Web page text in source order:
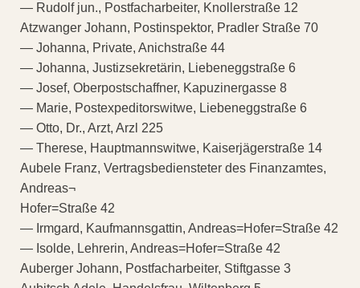
— Rudolf jun., Postfacharbeiter, Knollerstraße 12
Atzwanger Johann, Postinspektor, Pradler Straße 70
— Johanna, Private, Anichstraße 44
— Johanna, Justizsekretärin, Liebeneggstraße 6
— Josef, Oberpostschaffner, Kapuzinergasse 8
— Marie, Postexpeditorswitwe, Liebeneggstraße 6
— Otto, Dr., Arzt, Arzl 225
— Therese, Hauptmannswitwe, Kaiserjägerstraße 14
Aubele Franz, Vertragsbediensteter des Finanzamtes,
Andreas¬
Hofer=Straße 42
— Irmgard, Kaufmannsgattin, Andreas=Hofer=Straße 42
— Isolde, Lehrerin, Andreas=Hofer=Straße 42
Auberger Johann, Postfacharbeiter, Stiftgasse 3